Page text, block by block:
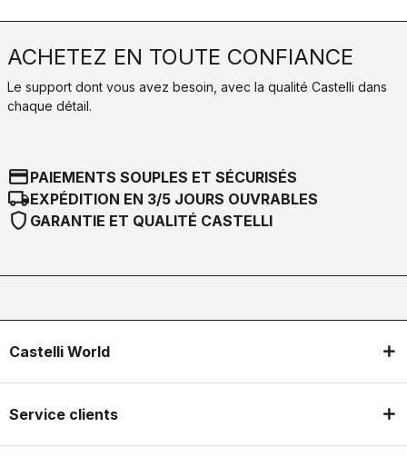
ACHETEZ EN TOUTE CONFIANCE
Le support dont vous avez besoin, avec la qualité Castelli dans
chaque détail.
credit_cardPAIEMENTS SOUPLES ET SÉCURISÉS
local_shippingEXPÉDITION EN 3/5 JOURS OUVRABLES
shield GARANTIE ET QUALITÉ CASTELLI
Castelli World
Service clients